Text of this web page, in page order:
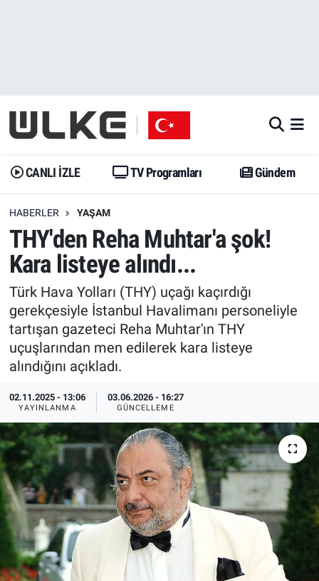
CANLI İZLE TV Programları Gündem
HABERLER YAŞAM
THY'den Reha Muhtar'a şok!
Kara listeye alındı...
Türk Hava Yolları (THY) uçağı kaçırdığı
gerekçesiyle İstanbul Havalimanı personeliyle
tartışan gazeteci Reha Muhtar'ın THY
uçuşlarından men edilerek kara listeye
alındığını açıkladı.
02.11.2025 - 13:06
YAYINLANMA
03.06.2026 - 16:27
GÜNCELLEME
Gündem
Dünya
Erişim Bilgileri
Ekonomi
Trend
Özel Haberler
Gündem
Trend
Erişim Bilgileri
Spor
Ekonomi
Dünya
Kadın
Erişim Bilgileri
Sağlık
Teknoloji
İstanbul Namaz Vakitleri
Trafik Durumu
Erişim Bilgileri
Tüm Manşetler
Son Dakika Haberleri
Haber Arşivi